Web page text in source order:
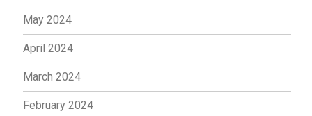
May 2024
April 2024
March 2024
February 2024